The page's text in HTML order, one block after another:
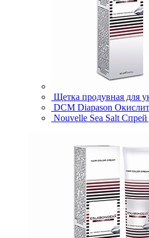
Щетка продувная для
DCM Diapason
Nouvelle Sea Salt